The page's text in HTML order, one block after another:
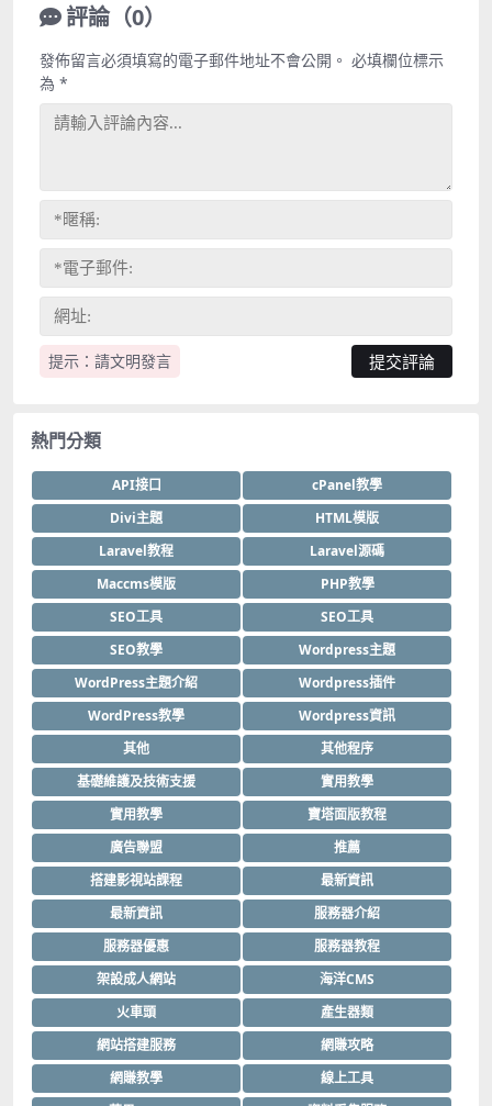
評論（0）
提示：請文明發言
發佈留言必須填寫的電子郵件地址不會公開。 必填欄位標示
為 *
熱門分類
API接口
cPanel教學
Divi主題
HTML模版
Laravel教程
Laravel源碼
Maccms模版
PHP教學
SEO工具
SEO工具
SEO教學
Wordpress主題
WordPress主題介紹
Wordpress插件
WordPress教學
Wordpress資訊
其他
其他程序
基礎維護及技術支援
實用教學
實用教學
寶塔面版教程
廣告聯盟
推薦
搭建影視站課程
最新資訊
最新資訊
服務器介紹
服務器優惠
服務器教程
架設成人網站
海洋CMS
火車頭
產生器類
網站搭建服務
網賺攻略
網賺教學
線上工具